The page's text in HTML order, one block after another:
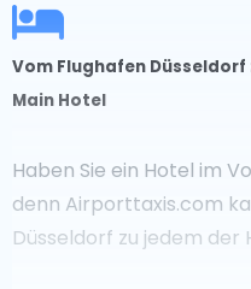
Vom Flughafen
Main Hotel
Haben Sie ein Hotel im
denn Airporttaxis.com
Düsseldorf zu jedem der